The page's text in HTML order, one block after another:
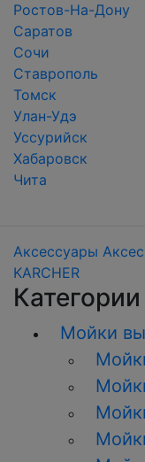
Ростов-На-Дону
Саратов
Сочи
Ставрополь
Томск
Улан-Удэ
Уссурийск
Хабаровск
Чита
Аксессуары
KARCHER
Категории
Мойки